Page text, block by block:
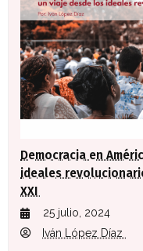
Democracia en
ideales
XXI
25 julio, 2024
Iván López Díaz